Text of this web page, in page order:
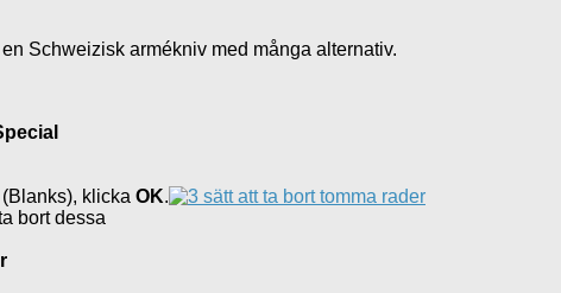
Schweizisk armékniv med många alternativ.
(Blanks), klicka OK.
bort dessa